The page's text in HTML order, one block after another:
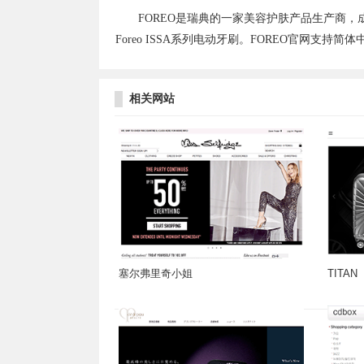
FOREO是瑞典的一家美容护肤产品生产商，
Foreo ISSA系列电动牙刷。FOREO官网支持简
相关网站
塞尔弗里奇小姐 TITAN